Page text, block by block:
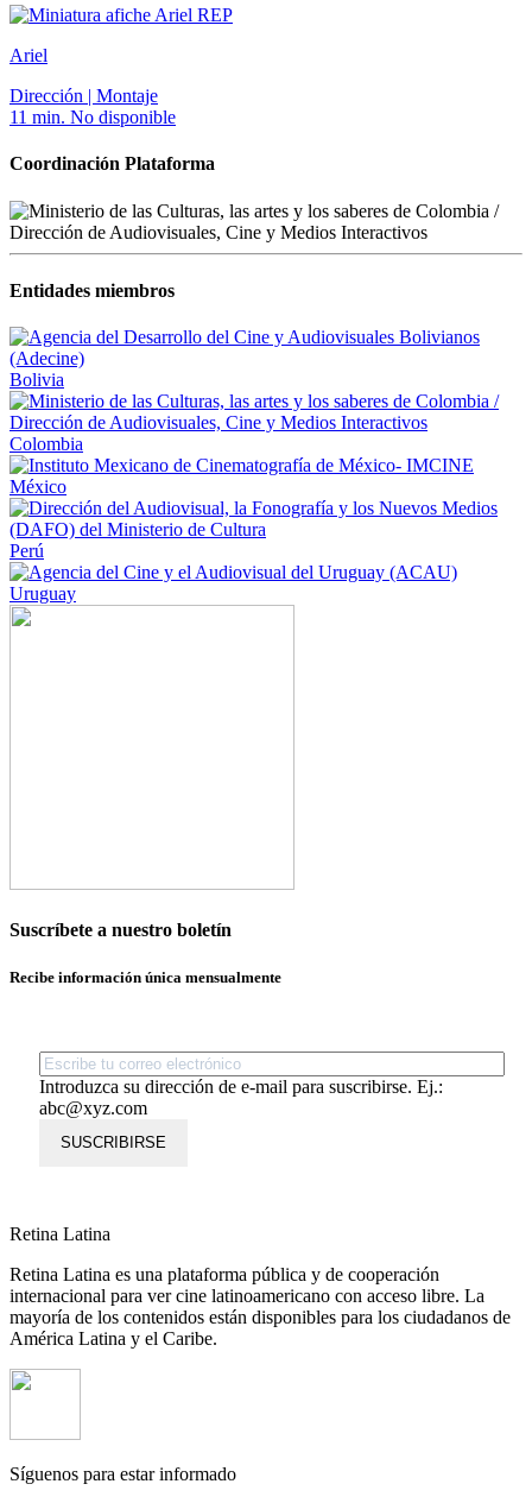
REP
Ariel
Dirección | Montaje
11 min. No disponible
Coordinación Plataforma
Entidades miembros
Bolivia
Colombia
México
Perú
Uruguay
Suscríbete a nuestro boletín
Recibe información única mensualmente
Introduzca su dirección de e-mail para suscribirse. Ej.:
abc@xyz.com
SUSCRIBIRSE
Retina Latina
Retina Latina es una plataforma pública y de cooperación
internacional para ver cine latinoamericano con acceso libre. La
mayoría de los contenidos están disponibles para los ciudadanos de
América Latina y el Caribe.
Síguenos para estar informado